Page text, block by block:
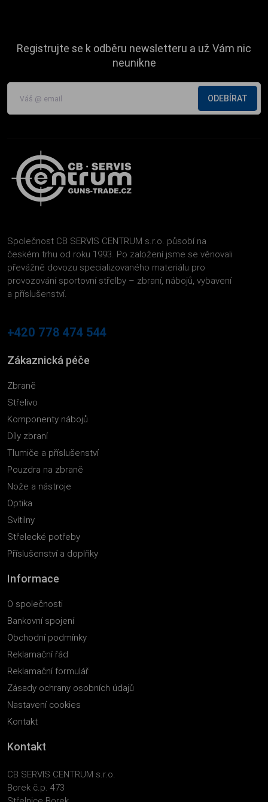
Registrujte se k odběru newsletteru a už Vám nic
neunikne
ODEBÍRAT
Společnost CB SERVIS CENTRUM s.r.o. působí na
českém trhu od roku 1993. Po založení jsme se věnovali
převážně dovozu specializovaného materiálu pro
provozování sportovní střelby – zbraní, nábojů, vybavení
a příslušenství.
+420 778 474 544
Zákaznická péče
Zbraně
Střelivo
Komponenty nábojů
Díly zbraní
Tlumiče a příslušenství
Pouzdra na zbraně
Nože a nástroje
Optika
Svítilny
Střelecké potřeby
Příslušenství a doplňky
Informace
O společnosti
Bankovní spojení
Obchodní podmínky
Reklamační řád
Reklamační formulář
Zásady ochrany osobních údajů
Nastavení cookies
Kontakt
Kontakt
CB SERVIS CENTRUM s.r.o.
Borek č.p. 473